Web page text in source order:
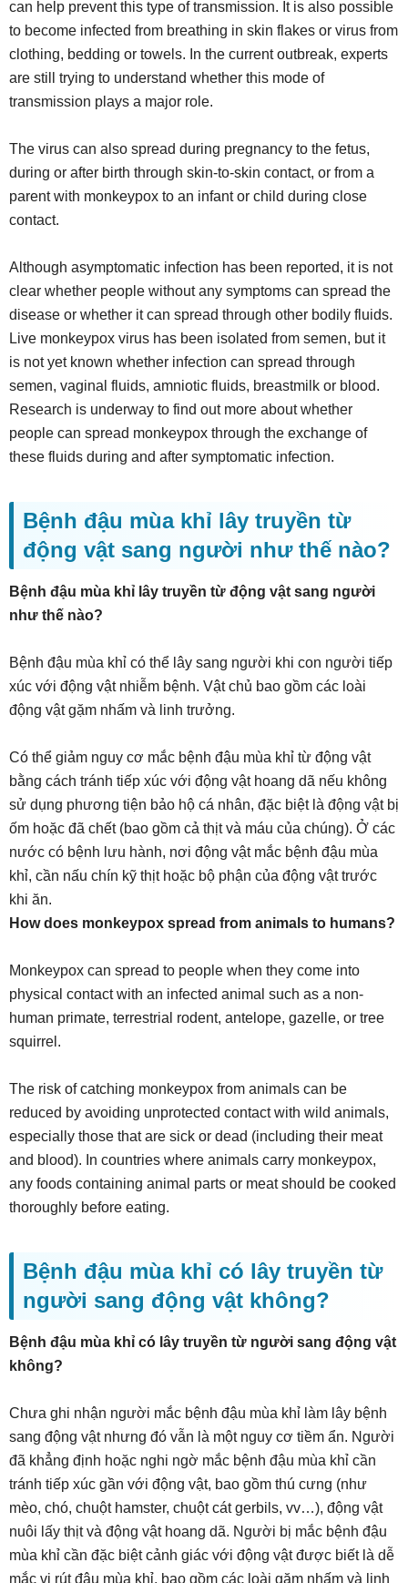
can help prevent this type of transmission. It is also possible
to become infected from breathing in skin flakes or virus from
clothing, bedding or towels. In the current outbreak, experts
are still trying to understand whether this mode of
transmission plays a major role.
The virus can also spread during pregnancy to the fetus,
during or after birth through skin-to-skin contact, or from a
parent with monkeypox to an infant or child during close
contact.
Although asymptomatic infection has been reported, it is not
clear whether people without any symptoms can spread the
disease or whether it can spread through other bodily fluids.
Live monkeypox virus has been isolated from semen, but it
is not yet known whether infection can spread through
semen, vaginal fluids, amniotic fluids, breastmilk or blood.
Research is underway to find out more about whether
people can spread monkeypox through the exchange of
these fluids during and after symptomatic infection.
Bệnh đậu mùa khỉ lây truyền từ
động vật sang người như thế nào?
Bệnh đậu mùa khỉ lây truyền từ động vật sang người
như thế nào?
Bệnh đậu mùa khỉ có thể lây sang người khi con người tiếp
xúc với động vật nhiễm bệnh. Vật chủ bao gồm các loài
động vật gặm nhấm và linh trưởng.
Có thể giảm nguy cơ mắc bệnh đậu mùa khỉ từ động vật
bằng cách tránh tiếp xúc với động vật hoang dã nếu không
sử dụng phương tiện bảo hộ cá nhân, đặc biệt là động vật bị
ốm hoặc đã chết (bao gồm cả thịt và máu của chúng). Ở các
nước có bệnh lưu hành, nơi động vật mắc bệnh đậu mùa
khỉ, cần nấu chín kỹ thịt hoặc bộ phận của động vật trước
khi ăn.
How does monkeypox spread from animals to humans?
Monkeypox can spread to people when they come into
physical contact with an infected animal such as a non-
human primate, terrestrial rodent, antelope, gazelle, or tree
squirrel.
The risk of catching monkeypox from animals can be
reduced by avoiding unprotected contact with wild animals,
especially those that are sick or dead (including their meat
and blood). In countries where animals carry monkeypox,
any foods containing animal parts or meat should be cooked
thoroughly before eating.
Bệnh đậu mùa khỉ có lây truyền từ
người sang động vật không?
Bệnh đậu mùa khỉ có lây truyền từ người sang động vật
không?
Chưa ghi nhận người mắc bệnh đậu mùa khỉ làm lây bệnh
sang động vật nhưng đó vẫn là một nguy cơ tiềm ẩn. Người
đã khẳng định hoặc nghi ngờ mắc bệnh đậu mùa khỉ cần
tránh tiếp xúc gần với động vật, bao gồm thú cưng (như
mèo, chó, chuột hamster, chuột cát gerbils, vv…), động vật
nuôi lấy thịt và động vật hoang dã. Người bị mắc bệnh đậu
mùa khỉ cần đặc biệt cảnh giác với động vật được biết là dễ
mắc vi rút đậu mùa khỉ, bao gồm các loài gặm nhấm và linh